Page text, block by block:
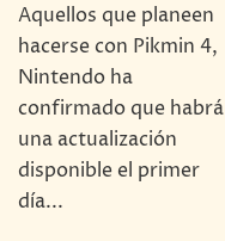
Aquellos que planeen
hacerse con Pikmin 4,
Nintendo ha
confirmado que habrá
una actualización
disponible el primer
día...